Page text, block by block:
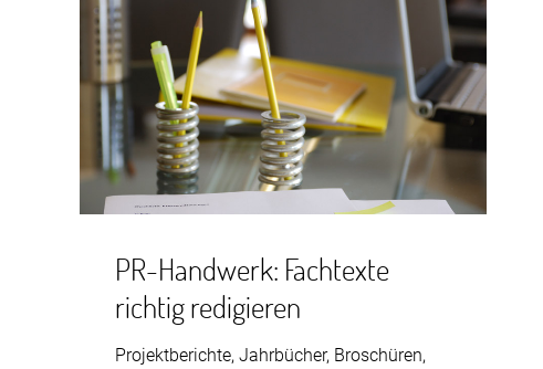
PR-Handwerk: Fachtexte
richtig redigieren
Projektberichte, Jahrbücher, Broschüren,